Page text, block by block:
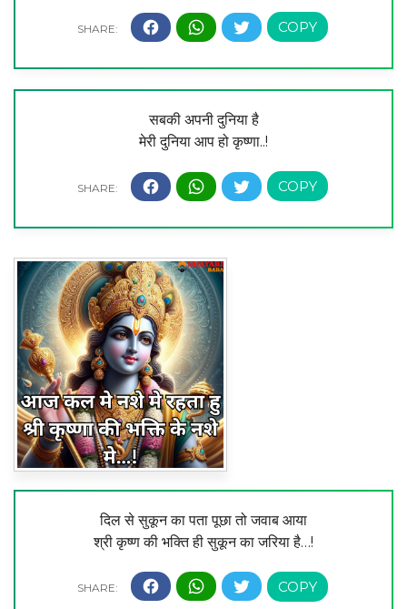
सबकी अपनी दुनिया है
मेरी दुनिया आप हो कृष्णा..!
दिल से सुकून का पता पूछा तो जवाब आया
श्री कृष्ण की भक्ति ही सुकून का जरिया है…!